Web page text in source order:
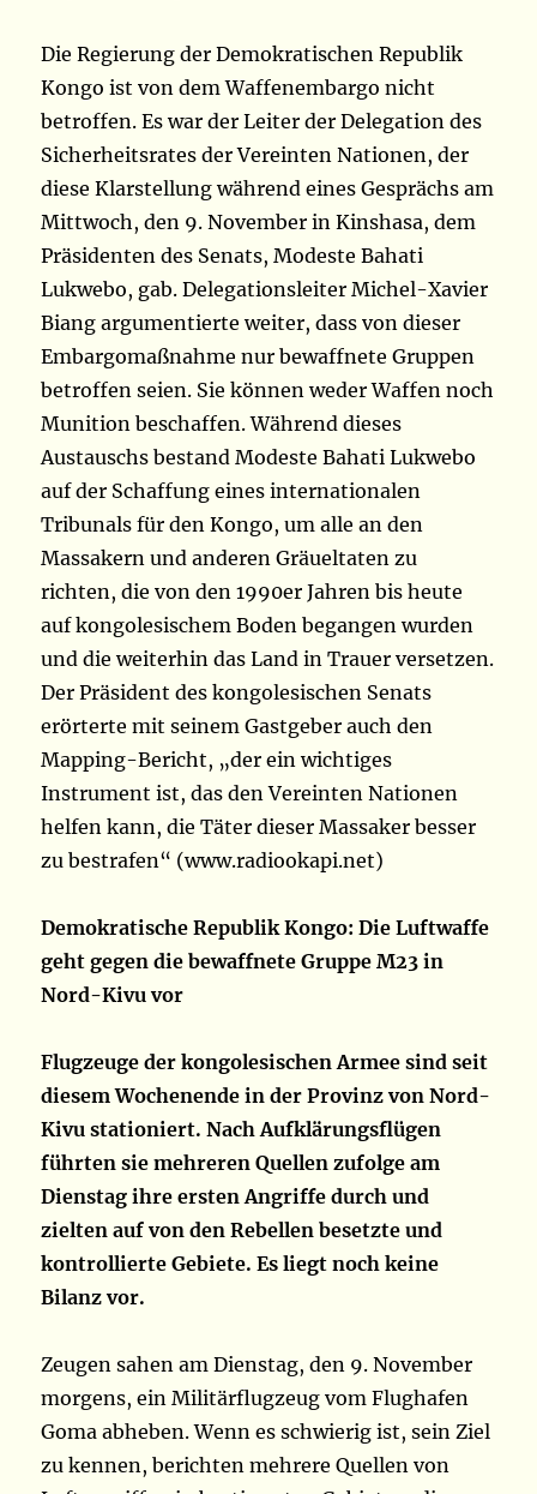
Die Regierung der Demokratischen Republik
Kongo ist von dem Waffenembargo nicht
betroffen. Es war der Leiter der Delegation des
Sicherheitsrates der Vereinten Nationen, der
diese Klarstellung während eines Gesprächs am
Mittwoch, den 9. November in Kinshasa, dem
Präsidenten des Senats, Modeste Bahati
Lukwebo, gab. Delegationsleiter Michel-Xavier
Biang argumentierte weiter, dass von dieser
Embargomaßnahme nur bewaffnete Gruppen
betroffen seien. Sie können weder Waffen noch
Munition beschaffen. Während dieses
Austauschs bestand Modeste Bahati Lukwebo
auf der Schaffung eines internationalen
Tribunals für den Kongo, um alle an den
Massakern und anderen Gräueltaten zu
richten, die von den 1990er Jahren bis heute
auf kongolesischem Boden begangen wurden
und die weiterhin das Land in Trauer versetzen.
Der Präsident des kongolesischen Senats
erörterte mit seinem Gastgeber auch den
Mapping-Bericht, „der ein wichtiges
Instrument ist, das den Vereinten Nationen
helfen kann, die Täter dieser Massaker besser
zu bestrafen“ (www.radiookapi.net)
Demokratische Republik Kongo: Die Luftwaffe
geht gegen die bewaffnete Gruppe M23 in
Nord-Kivu vor
Flugzeuge der kongolesischen Armee sind seit
diesem Wochenende in der Provinz von Nord-
Kivu stationiert. Nach Aufklärungsflügen
führten sie mehreren Quellen zufolge am
Dienstag ihre ersten Angriffe durch und
zielten auf von den Rebellen besetzte und
kontrollierte Gebiete. Es liegt noch keine
Bilanz vor.
Zeugen sahen am Dienstag, den 9. November
morgens, ein Militärflugzeug vom Flughafen
Goma abheben. Wenn es schwierig ist, sein Ziel
zu kennen, berichten mehrere Quellen von